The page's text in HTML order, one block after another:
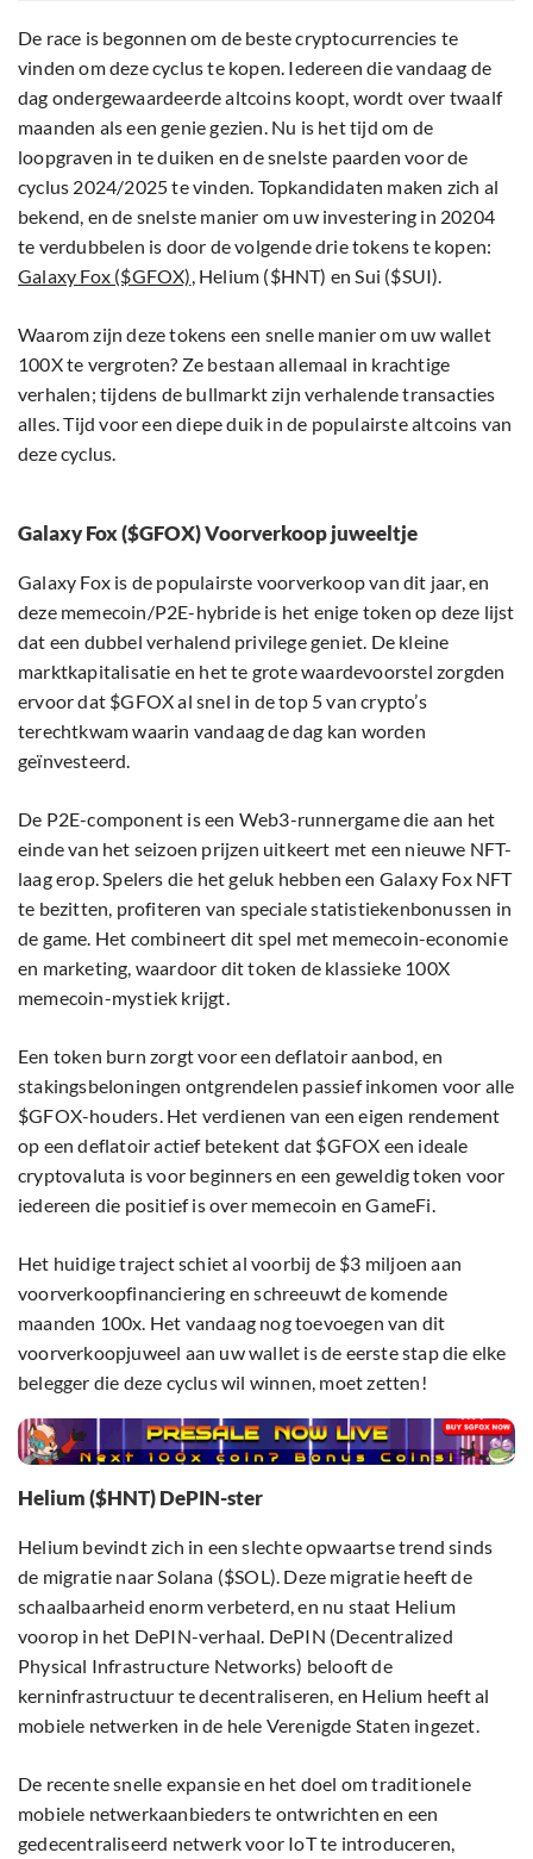
De race is begonnen om de beste cryptocurrencies te
vinden om deze cyclus te kopen. Iedereen die vandaag de
dag ondergewaardeerde altcoins koopt, wordt over twaalf
maanden als een genie gezien. Nu is het tijd om de
loopgraven in te duiken en de snelste paarden voor de
cyclus 2024/2025 te vinden. Topkandidaten maken zich al
bekend, en de snelste manier om uw investering in 20204
te verdubbelen is door de volgende drie tokens te kopen:
Galaxy Fox ($GFOX), Helium ($HNT) en Sui ($SUI).
Waarom zijn deze tokens een snelle manier om uw wallet
100X te vergroten? Ze bestaan allemaal in krachtige
verhalen; tijdens de bullmarkt zijn verhalende transacties
alles. Tijd voor een diepe duik in de populairste altcoins van
deze cyclus.
Galaxy Fox ($GFOX) Voorverkoop juweeltje
Galaxy Fox is de populairste voorverkoop van dit jaar, en
deze memecoin/P2E-hybride is het enige token op deze lijst
dat een dubbel verhalend privilege geniet. De kleine
marktkapitalisatie en het te grote waardevoorstel zorgden
ervoor dat $GFOX al snel in de top 5 van crypto’s
terechtkwam waarin vandaag de dag kan worden
geïnvesteerd.
De P2E-component is een Web3-runnergame die aan het
einde van het seizoen prijzen uitkeert met een nieuwe NFT-
laag erop. Spelers die het geluk hebben een Galaxy Fox NFT
te bezitten, profiteren van speciale statistiekenbonussen in
de game. Het combineert dit spel met memecoin-economie
en marketing, waardoor dit token de klassieke 100X
memecoin-mystiek krijgt.
Een token burn zorgt voor een deflatoir aanbod, en
stakingsbeloningen ontgrendelen passief inkomen voor alle
$GFOX-houders. Het verdienen van een eigen rendement
op een deflatoir actief betekent dat $GFOX een ideale
cryptovaluta is voor beginners en een geweldig token voor
iedereen die positief is over memecoin en GameFi.
Het huidige traject schiet al voorbij de $3 miljoen aan
voorverkoopfinanciering en schreeuwt de komende
maanden 100x. Het vandaag nog toevoegen van dit
voorverkoopjuweel aan uw wallet is de eerste stap die elke
belegger die deze cyclus wil winnen, moet zetten!
Helium ($HNT) DePIN-ster
Helium bevindt zich in een slechte opwaartse trend sinds
de migratie naar Solana ($SOL). Deze migratie heeft de
schaalbaarheid enorm verbeterd, en nu staat Helium
voorop in het DePIN-verhaal. DePIN (Decentralized
Physical Infrastructure Networks) belooft de
kerninfrastructuur te decentraliseren, en Helium heeft al
mobiele netwerken in de hele Verenigde Staten ingezet.
De recente snelle expansie en het doel om traditionele
mobiele netwerkaanbieders te ontwrichten en een
gedecentraliseerd netwerk voor IoT te introduceren,